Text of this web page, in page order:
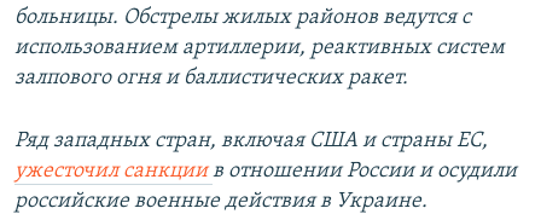
больницы. Обстрелы жилых районов ведутся с
использованием артиллерии, реактивных систем
залпового огня и баллистических ракет.
Ряд западных стран, включая США и страны ЕС,
ужесточил санкциив отношении России и осудили
российские военные действия в Украине.